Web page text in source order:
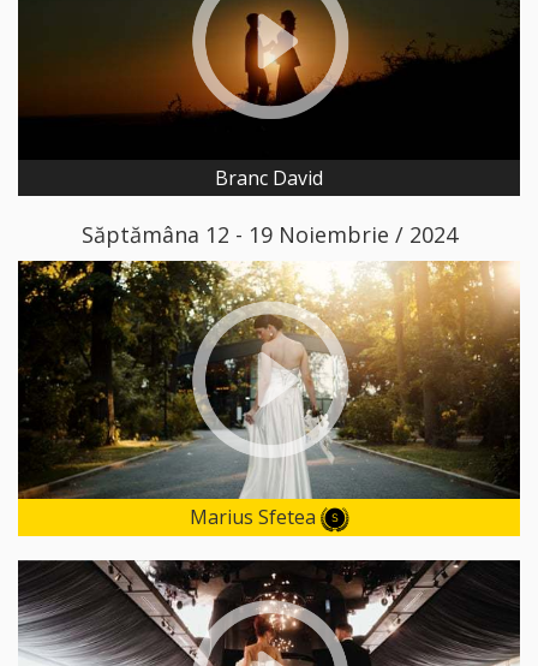
Branc David
Săptămâna 12 - 19 Noiembrie / 2024
Marius Sfetea